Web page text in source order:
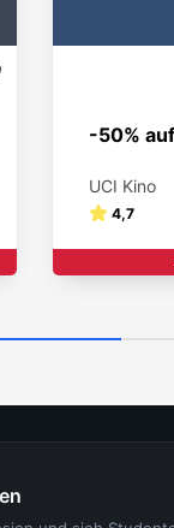
-50%
UCI Kino
4,7